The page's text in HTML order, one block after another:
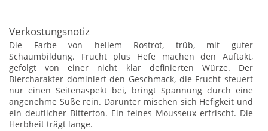
Verkostungsnotiz
Die Farbe von hellem Rostrot, trüb, mit guter
Schaumbildung. Frucht plus Hefe machen den Auftakt,
gefolgt von einer nicht klar definierten Würze. Der
Biercharakter dominiert den Geschmack, die Frucht steuert
nur einen Seitenaspekt bei, bringt Spannung durch eine
angenehme Süße rein. Darunter mischen sich Hefigkeit und
ein deutlicher Bitterton. Ein feines Mousseux erfrischt. Die
Herbheit trägt lange.